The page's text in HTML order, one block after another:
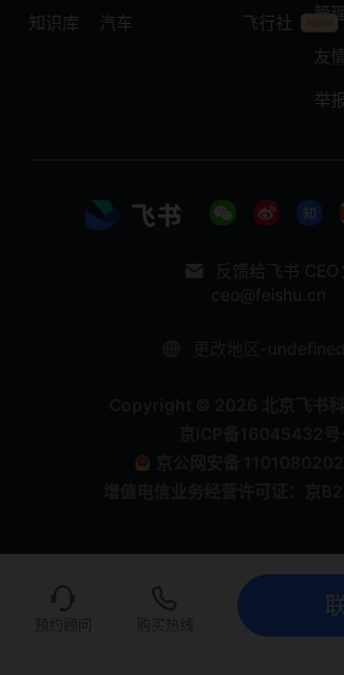
知识库 汽车 飞行社 管
友
举
反馈给飞书 CEO：
ceo@feishu.cn
联系我们
预约顾问 购买热线